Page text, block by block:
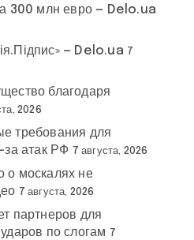
300 млн евро — Delo.ua
— Delo.ua 7
благодаря
2026
требования для
за атак РФ 7 августа, 2026
о москалях не
7 августа, 2026
партнеров для
по слогам 7